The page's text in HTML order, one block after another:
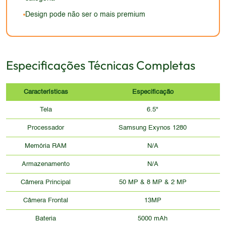
Design pode não ser o mais premium
Especificações Técnicas Completas
Características Especificação
Tela 6.5"
Processador Samsung Exynos 1280
Memória RAM N/A
Armazenamento N/A
Câmera Principal 50 MP & 8 MP & 2 MP
Câmera Frontal 13MP
Bateria 5000 mAh